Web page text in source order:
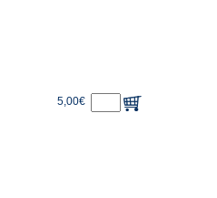
5,00€